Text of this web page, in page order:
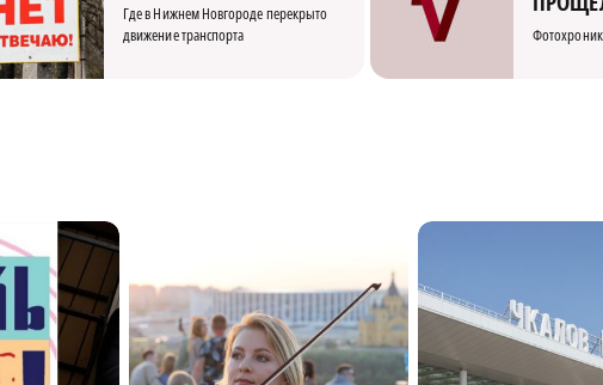
Где в Нижнем Новгороде перекрыто
движение транспорта